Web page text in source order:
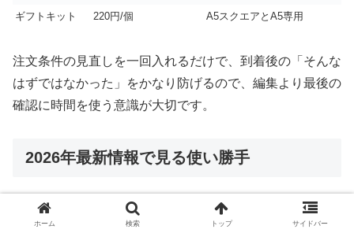
ギフトキット
220円/個 A5スクエアとA5専用
注文条件の見直しを一回入れるだけで、到着後の「そんな
はずではなかった」をかなり防げるので、編集より最後の
確認に時間を使う意識が大切です。
2026年最新情報で見る使い勝手
最新情報を踏まえると、しまうまプリントは単なる激安サ
ホーム 検索 トップ サイドバー